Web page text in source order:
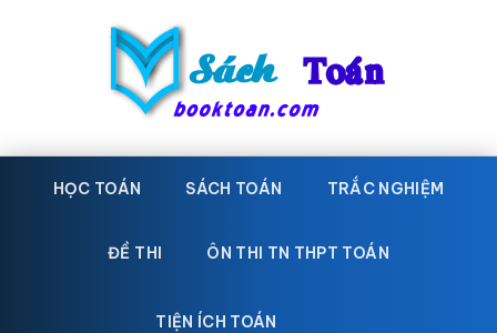
Sách
Toán
Học
toán,HỌC TOÁN SÁCH TOÁN TRẮC NGHIỆM
ĐỀ THI ÔN THI TN THPT TOÁN
TIỆN ÍCH TOÁN